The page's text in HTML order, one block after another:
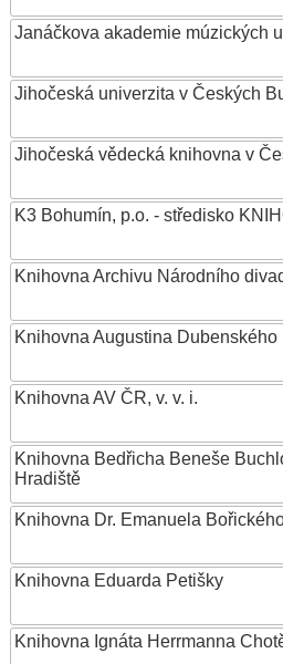
Janáčkova akademie múzických
Jihočeská univerzita v Českých
Jihočeská vědecká knihovna v
K3 Bohumín, p.o. - středisko
Knihovna Archivu Národního
Knihovna Augustina Dubenského
Knihovna AV ČR, v. v. i.
Knihovna Bedřicha Beneše
Hradiště
Knihovna Dr. Emanuela
Knihovna Eduarda Petišky
Knihovna Ignáta Herrmanna